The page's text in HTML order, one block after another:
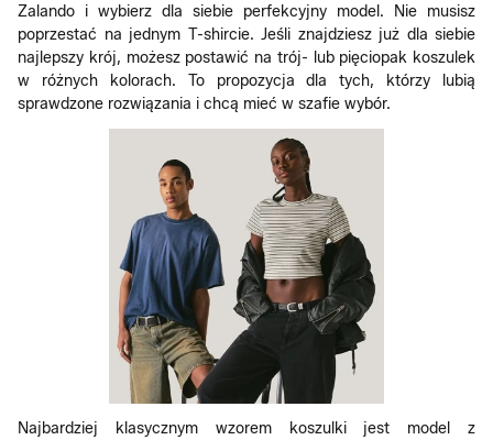
Zalando i wybierz dla siebie perfekcyjny model. Nie musisz
poprzestać na jednym T-shircie. Jeśli znajdziesz już dla siebie
najlepszy krój, możesz postawić na trój- lub pięciopak koszulek
w różnych kolorach. To propozycja dla tych, którzy lubią
sprawdzone rozwiązania i chcą mieć w szafie wybór.
Najbardziej klasycznym wzorem koszulki jest model z